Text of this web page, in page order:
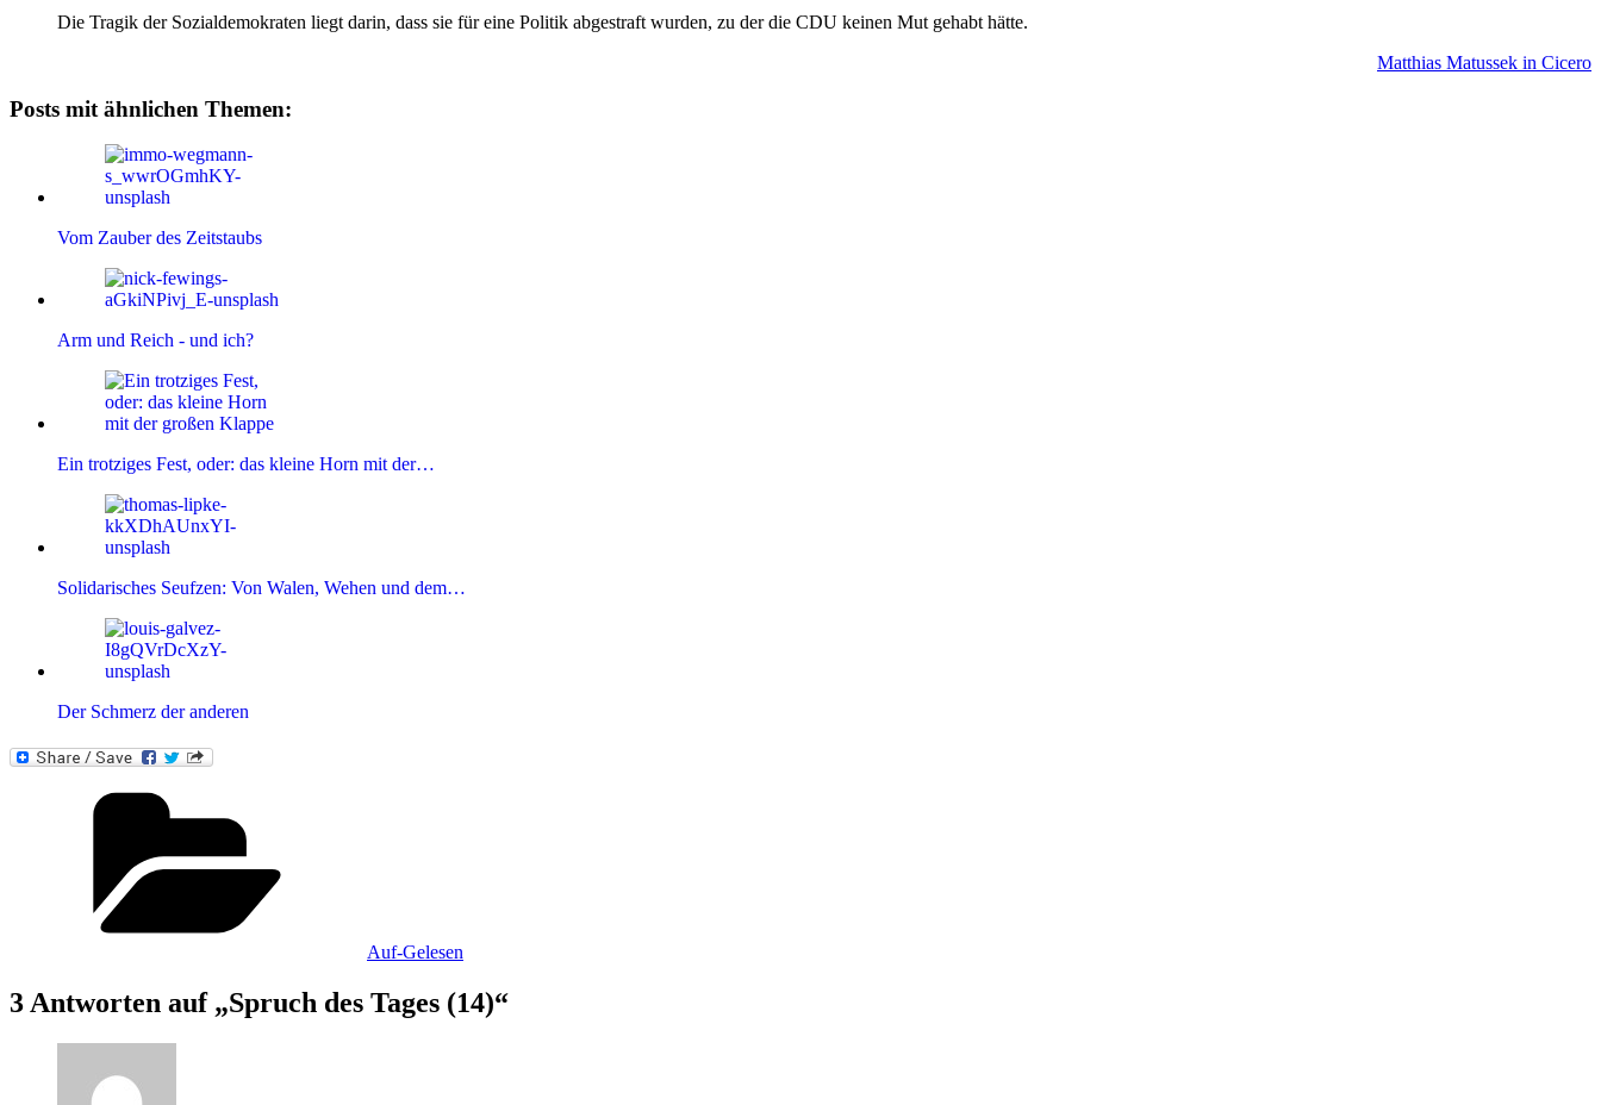
Die Tragik der Sozialdemokraten liegt darin, dass sie für eine Politik abgestraft wurden, zu der die CDU keinen Mut gehabt hätte.
Matthias Matussek in Cicero
Posts mit ähnlichen Themen:
Vom Zauber des Zeitstaubs
Arm und Reich - und ich?
Ein trotziges Fest, oder: das kleine Horn mit der…
Solidarisches Seufzen: Von Walen, Wehen und dem…
Der Schmerz der anderen
Auf-Gelesen
3 Antworten auf „Spruch des Tages (14)“